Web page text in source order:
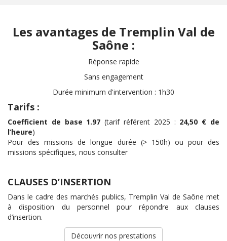
Les avantages de Tremplin Val de
Saône :
Réponse rapide
Sans engagement
Durée minimum d'intervention : 1h30
Tarifs :
Coefficient de base 1.97 (tarif référent 2025 : 24,50 € de
l’heure)
Pour des missions de longue durée (> 150h) ou pour des
missions spécifiques, nous consulter
CLAUSES D’INSERTION
Dans le cadre des marchés publics, Tremplin Val de Saône met
à disposition du personnel pour répondre aux clauses
d’insertion.
Découvrir nos prestations